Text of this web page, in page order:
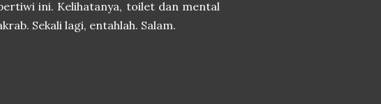
ini. Kelihatanya, toilet dan mental
Sekali lagi, entahlah. Salam.